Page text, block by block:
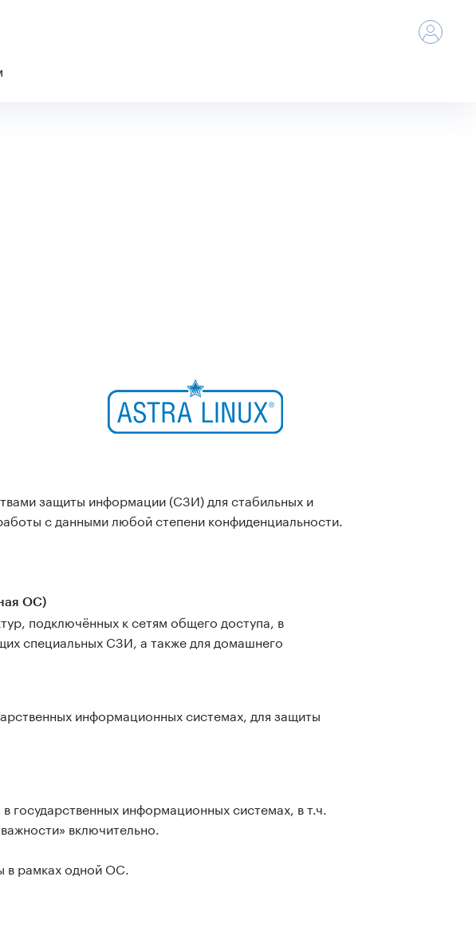
защиты информации (СЗИ) для стабильных и
с данными любой степени конфиденциальности.
ОС)
подключённых к сетям общего доступа, в
специальных СЗИ, а также для домашнего
информационных системах, для защиты
информационных системах, в т.ч.
включительно.
в рамках одной ОС.